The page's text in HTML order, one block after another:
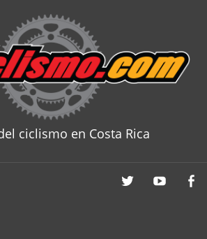
ciclismo en Costa Rica